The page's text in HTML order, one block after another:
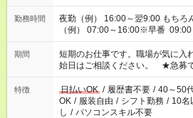
勤務時間
夜勤（例） 16:00～翌9:00 もちろ
（例） 07:00～16:00※早番
20:00※遅番 ※時間は、固定・選
あれば調整できます！ ※シフト制
なります。★家庭の都合でお休み
ください。
期間
短期のお仕事です。職場が気に
始日はご相談ください。 ★急募
特徴 日払いOK / 履歴書不要 / 40～50
OK / 服装自由 / シフト勤務 / 10名
し / パソコンスキル不要